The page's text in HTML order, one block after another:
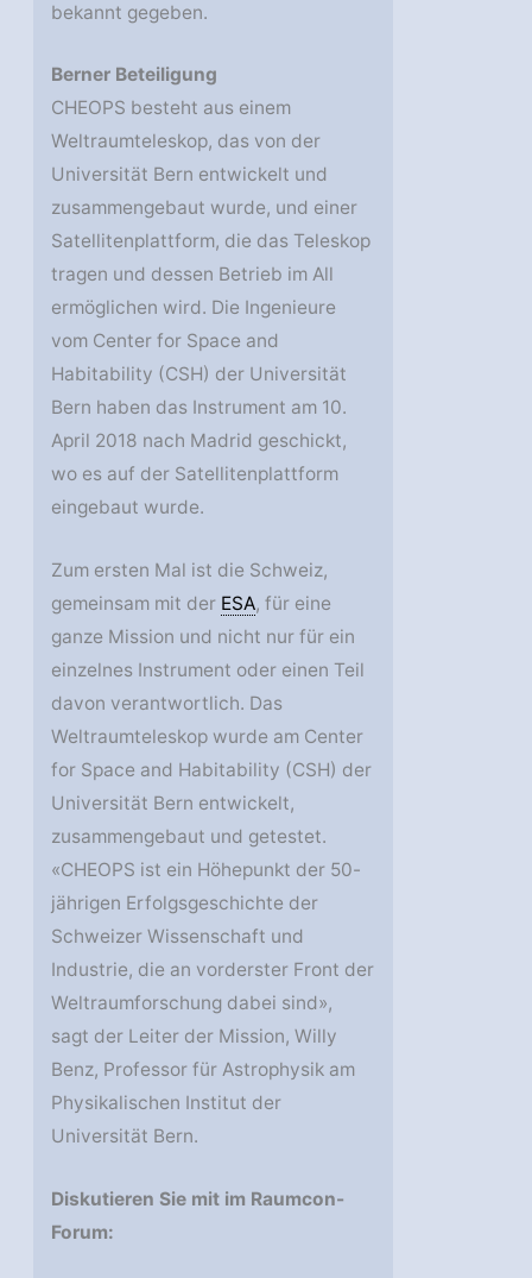
bekannt gegeben.
Berner Beteiligung
CHEOPS besteht aus einem
Weltraumteleskop, das von der
Universität Bern entwickelt und
zusammengebaut wurde, und einer
Satellitenplattform, die das Teleskop
tragen und dessen Betrieb im All
ermöglichen wird. Die Ingenieure
vom Center for Space and
Habitability (CSH) der Universität
Bern haben das Instrument am 10.
April 2018 nach Madrid geschickt,
wo es auf der Satellitenplattform
eingebaut wurde.
Zum ersten Mal ist die Schweiz,
gemeinsam mit der ESA, für eine
ganze Mission und nicht nur für ein
einzelnes Instrument oder einen Teil
davon verantwortlich. Das
Weltraumteleskop wurde am Center
for Space and Habitability (CSH) der
Universität Bern entwickelt,
zusammengebaut und getestet.
«CHEOPS ist ein Höhepunkt der 50-
jährigen Erfolgsgeschichte der
Schweizer Wissenschaft und
Industrie, die an vorderster Front der
Weltraumforschung dabei sind»,
sagt der Leiter der Mission, Willy
Benz, Professor für Astrophysik am
Physikalischen Institut der
Universität Bern.
Diskutieren Sie mit im Raumcon-
Forum: